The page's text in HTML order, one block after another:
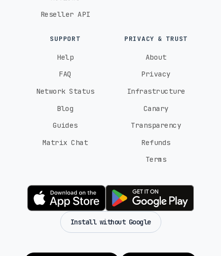
Reseller API
SUPPORT
Help
FAQ
Network Status
Blog
Guides
Matrix Chat
PRIVACY & TRUST
About
Privacy
Infrastructure
Canary
Transparency
Refunds
Terms
Install without Google